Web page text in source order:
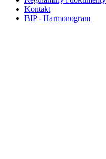
Kontakt
BIP - Harmonogram